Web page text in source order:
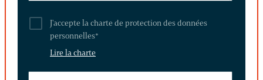
J'accepte la charte de protection des données
personnelles*
Lire la charte